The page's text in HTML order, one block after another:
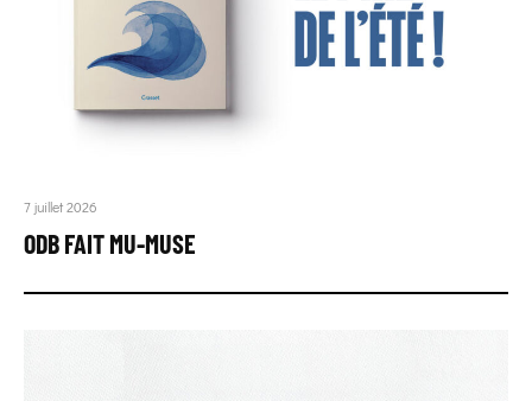
7 juillet 2026
ODB FAIT MU-MUSE